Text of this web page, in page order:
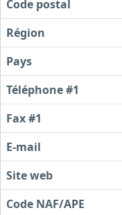
Code postal
Région
Pays
Téléphone #1
Fax #1
E-mail
Site web
Code NAF/APE